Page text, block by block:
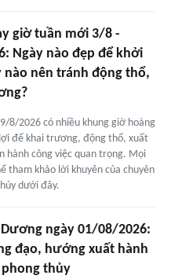
giờ tuần mới 3/8 -
Ngày nào đẹp để khởi
nào nên tránh động thổ,
8/2026 có nhiều khung giờ hoàng
để khai trương, động thổ, xuất
hành công việc quan trọng. Mọi
tham khảo lời khuyên của chuyên
dưới đây.
Dương ngày 01/08/2026:
đạo, hướng xuất hành
thủy